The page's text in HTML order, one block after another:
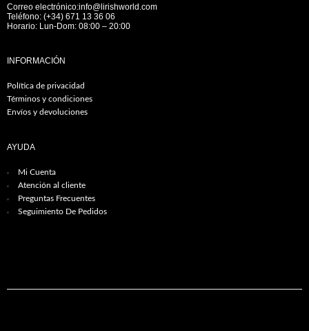
Correo electrónico:info@lirishworld.com
Teléfono: (+34) 671 13 36 06
Horario: Lun-Dom: 08:00 – 20:00
INFORMACIÓN
Política de privacidad
Términos y condiciones
Envíos y devoluciones
AYUDA
Mi Cuenta
Atención al cliente
Preguntas Frecuentes
Seguimiento De Pedidos